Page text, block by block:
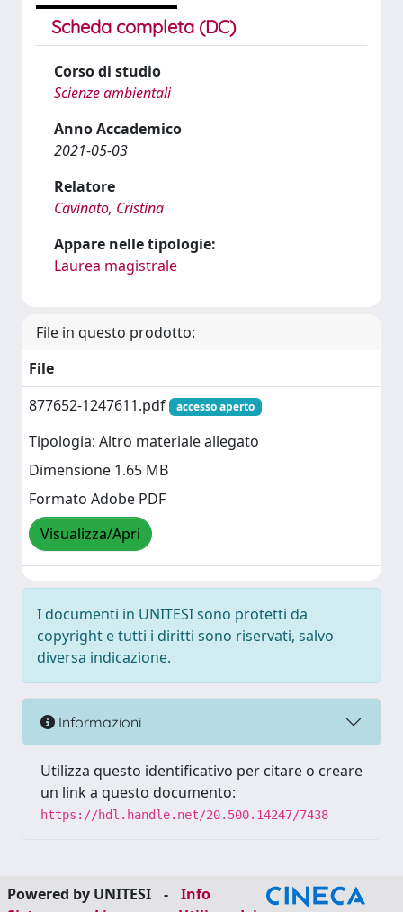
Scheda completa (DC)
Corso di studio
Scienze ambientali
Anno Accademico
2021-05-03
Relatore
Cavinato, Cristina
Appare nelle tipologie:
Laurea magistrale
File in questo prodotto:
File
877652-1247611.pdf
accesso aperto
Tipologia: Altro materiale allegato
Dimensione 1.65 MB
Formato Adobe PDF
Visualizza/Apri
I documenti in UNITESI sono protetti da
copyright e tutti i diritti sono riservati, salvo
diversa indicazione.
Informazioni
Utilizza questo identificativo per citare o creare
un link a questo documento:
https://hdl.handle.net/20.500.14247/7438
Powered by UNITESI -
Info